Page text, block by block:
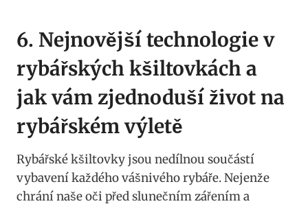
6. Nejnovější technologie v
rybářských kšiltovkách a
jak​ vám⁣ zjednoduší život‌ na
rybářském ⁢výletě
Rybářské kšiltovky jsou​ nedílnou⁤ součástí
vybavení každého vášnivého rybáře. ‍Nejenže
chrání ⁣naše ​oči⁢ před‍ slunečním zářením a